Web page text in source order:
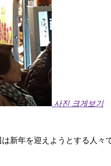
사진 크게보기
新年を迎えようとする人